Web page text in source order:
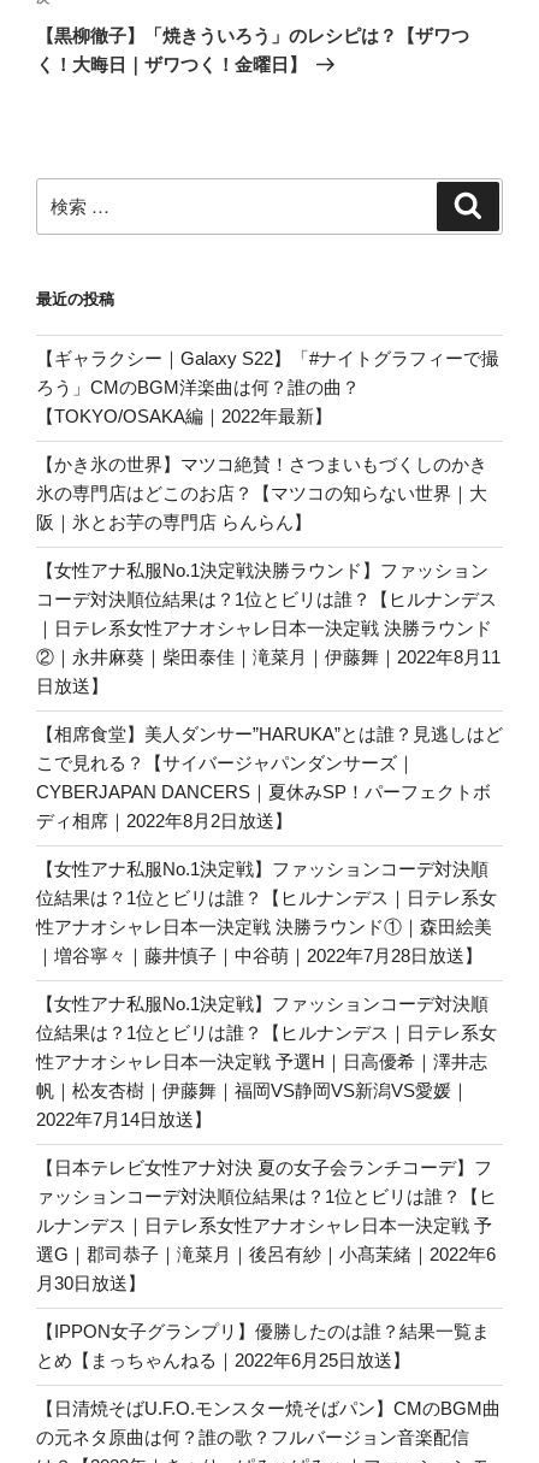
シ
ョ
の
投
【黒柳徹子】「焼きういろう」のレシピは？【ザワつ
く！大晦日｜ザワつく！金曜日】
索:
最近の投稿
【ギャラクシー｜Galaxy S22】「#ナイトグラフィーで撮
ろう」CMのBGM洋楽曲は何？誰の曲？
【TOKYO/OSAKA編｜2022年最新】
【かき氷の世界】マツコ絶賛！さつまいもづくしのかき
氷の専門店はどこのお店？【マツコの知らない世界｜大
阪｜氷とお芋の専門店 らんらん】
【女性アナ私服No.1決定戦決勝ラウンド】ファッション
コーデ対決順位結果は？1位とビリは誰？【ヒルナンデス
｜日テレ系女性アナオシャレ日本一決定戦 決勝ラウンド
②｜永井麻葵｜柴田泰佳｜滝菜月｜伊藤舞｜2022年8月11
日放送】
【相席食堂】美人ダンサー”HARUKA”とは誰？見逃しはど
こで見れる？【サイバージャパンダンサーズ｜
CYBERJAPAN DANCERS｜夏休みSP！パーフェクトボ
ディ相席｜2022年8月2日放送】
【女性アナ私服No.1決定戦】ファッションコーデ対決順
位結果は？1位とビリは誰？【ヒルナンデス｜日テレ系女
性アナオシャレ日本一決定戦 決勝ラウンド①｜森田絵美
｜増谷寧々｜藤井慎子｜中谷萌｜2022年7月28日放送】
【女性アナ私服No.1決定戦】ファッションコーデ対決順
位結果は？1位とビリは誰？【ヒルナンデス｜日テレ系女
性アナオシャレ日本一決定戦 予選H｜日高優希｜澤井志
帆｜松友杏樹｜伊藤舞｜福岡VS静岡VS新潟VS愛媛｜
2022年7月14日放送】
【日本テレビ女性アナ対決 夏の女子会ランチコーデ】フ
ァッションコーデ対決順位結果は？1位とビリは誰？【ヒ
ルナンデス｜日テレ系女性アナオシャレ日本一決定戦 予
選G｜郡司恭子｜滝菜月｜後呂有紗｜小髙茉緒｜2022年6
月30日放送】
【IPPON女子グランプリ】優勝したのは誰？結果一覧ま
とめ【まっちゃんねる｜2022年6月25日放送】
【日清焼そばU.F.O.モンスター焼そばパン】CMのBGM曲
の元ネタ原曲は何？誰の歌？フルバージョン音楽配信